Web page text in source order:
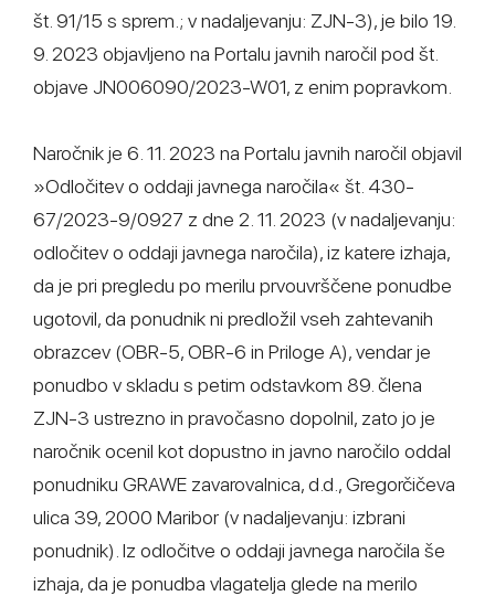
št. 91/15 s sprem.; v nadaljevanju: ZJN-3), je bilo 19.
9. 2023 objavljeno na Portalu javnih naročil pod št.
objave JN006090/2023-W01, z enim popravkom.
Naročnik je 6. 11. 2023 na Portalu javnih naročil objavil
»Odločitev o oddaji javnega naročila« št. 430-
67/2023-9/0927 z dne 2. 11. 2023 (v nadaljevanju:
odločitev o oddaji javnega naročila), iz katere izhaja,
da je pri pregledu po merilu prvouvrščene ponudbe
ugotovil, da ponudnik ni predložil vseh zahtevanih
obrazcev (OBR-5, OBR-6 in Priloge A), vendar je
ponudbo v skladu s petim odstavkom 89. člena
ZJN-3 ustrezno in pravočasno dopolnil, zato jo je
naročnik ocenil kot dopustno in javno naročilo oddal
ponudniku GRAWE zavarovalnica, d.d., Gregorčičeva
ulica 39, 2000 Maribor (v nadaljevanju: izbrani
ponudnik). Iz odločitve o oddaji javnega naročila še
izhaja, da je ponudba vlagatelja glede na merilo